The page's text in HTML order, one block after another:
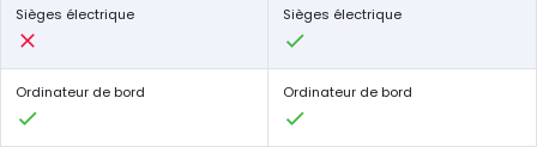
Sièges électrique Sièges électrique
Ordinateur de bord Ordinateur de bord